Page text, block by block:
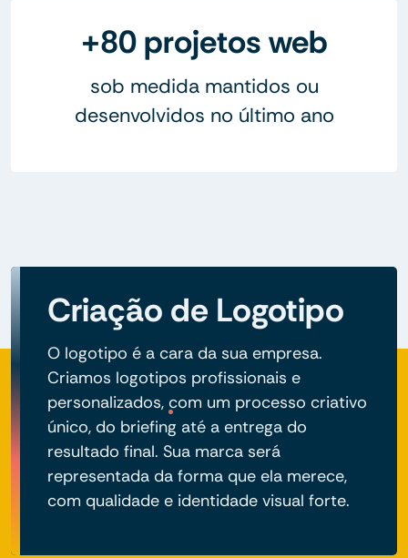
+80 projetos web
sob medida mantidos ou
desenvolvidos no último ano
Criação de Logotipo
O logotipo é a cara da sua empresa.
Criamos logotipos profissionais e
personalizados, com um processo criativo
único, do briefing até a entrega do
resultado final. Sua marca será
representada da forma que ela merece,
com qualidade e identidade visual forte.